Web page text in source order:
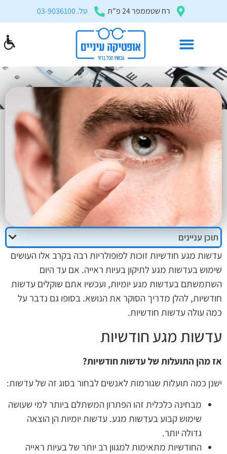
זֶה
"המרכז
הישראלי
לְהַנְגָּשָׁת
אָתָרִים".
הַמְּסַיַּעַת
לִנְגִישׁוּת
הָאֲתָר.
לִפְתִיחַת
תַּפְרִיט
הֵנְּגִישׁוּת
לְחַץ
ALT+0
רח שטממפר 24 פ"ת טל. 03-9036100
עדשות מגע חודשיות
דף הבית»עדשות מגע»עדשות מגע חודשיות
תוכן עניינים
עדשות מגע חודשיות זוכות לפופולריות רבה בקרב אלו העושים
שימוש בעדשות מגע לתיקון בעיות ראייה. אם עד היום
השתמשתם בעדשות מגע יומיות, ועכשיו אתם שוקלים עדשות
חודשיות, להלן מדריך הסוקר את הנושא. בסופו גם נדבר על
כמה עולה עדשות חודשיות.
עדשות מגע חודשיות
אז מהן התועלות של עדשות חודשיות?
ישנן כמה תועלות שגורמות לאנשים לבחור בסוג זה של עדשות:
מבחינה כלכלית זהו הפתרון המשתלם ביותר למי שעושה
שימוש קבוע בעדשות מגע. עדשות יומיות הן הוצאה
גדולה יותר.
החודשיות מתאימות למגוון רב יותר של בעיות ראייה